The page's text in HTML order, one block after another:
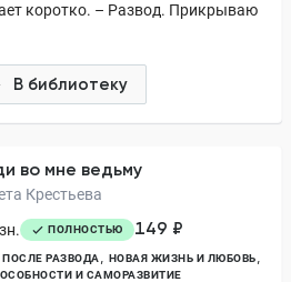
коротко. – Развод. Прикрываю
В библиотеку
во мне ведьму
Крестьева
ПОЛНОСТЬЮ 149 ₽
ПОСЛЕ РАЗВОДА
НОВАЯ ЖИЗНЬ И ЛЮБОВЬ
И САМОРАЗВИТИЕ